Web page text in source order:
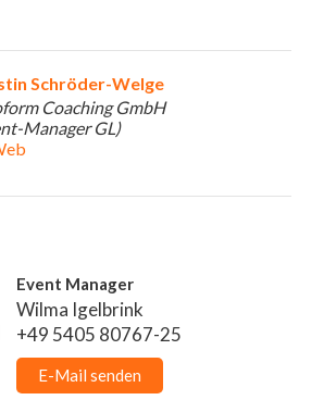
Schröder-Welge
Coaching GmbH
Manager GL)
Event Manager
Wilma Igelbrink
+49 5405 80767-25
E-Mail senden